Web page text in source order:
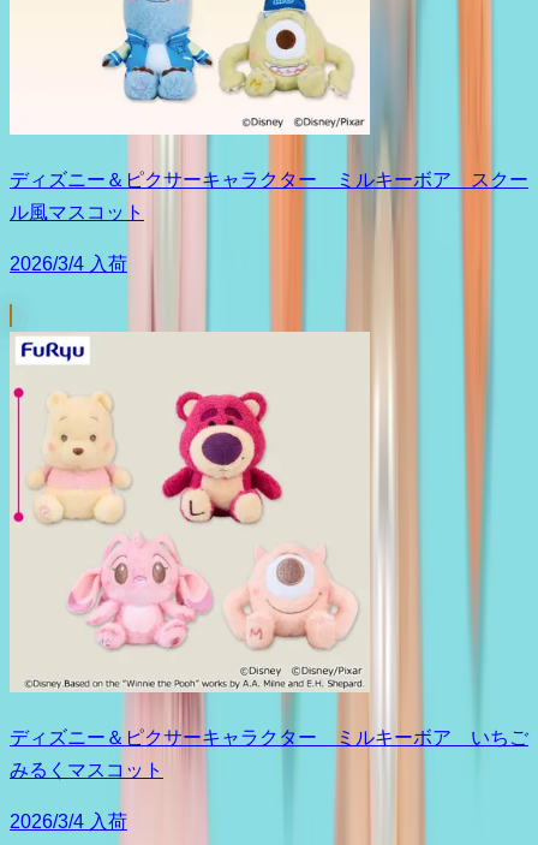
ディズニー＆ピクサーキャラクター ミルキーボア スクー
ル風マスコット
2026/3/4 入荷
ディズニー＆ピクサーキャラクター ミルキーボア いちご
みるくマスコット
2026/3/4 入荷